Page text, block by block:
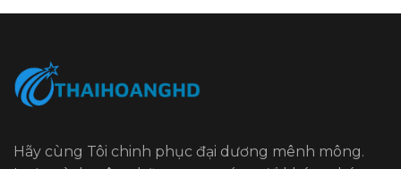
Hãy cùng Tôi chinh phục đại dương mênh mông.